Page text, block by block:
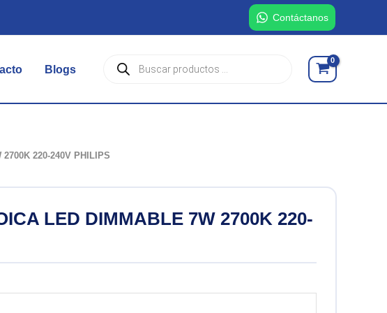
Contáctanos
Blogs
Búsqueda
220-240V PHILIPS
LED DIMMABLE 7W 2700K 220-